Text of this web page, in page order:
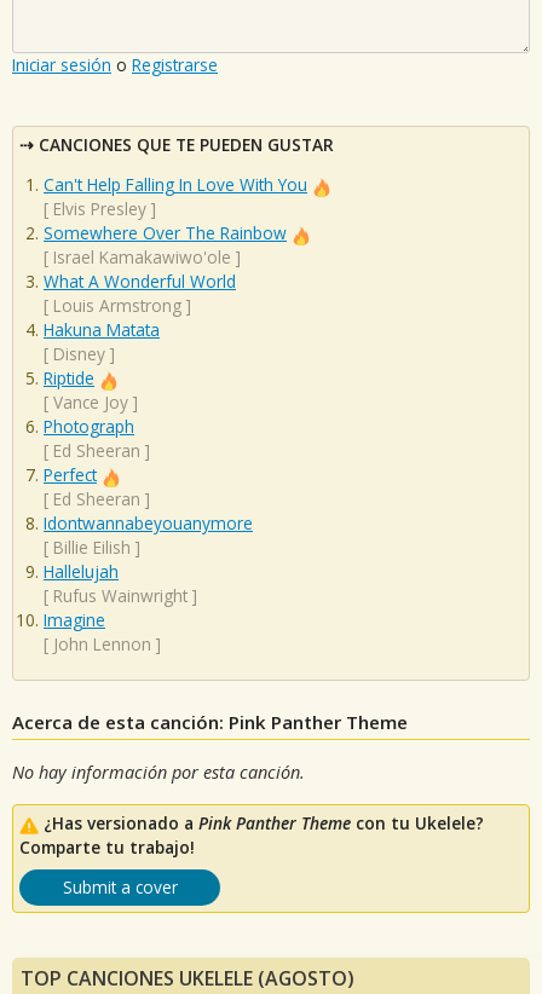
Iniciar sesión o Registrarse
CANCIONES QUE TE PUEDEN GUSTAR
Can't Help Falling In Love With You
[ Elvis Presley ]
Somewhere Over The Rainbow
[ Israel Kamakawiwo'ole ]
What A Wonderful World
[ Louis Armstrong ]
Hakuna Matata
[ Disney ]
Riptide
[ Vance Joy ]
Photograph
[ Ed Sheeran ]
Perfect
[ Ed Sheeran ]
Idontwannabeyouanymore
[ Billie Eilish ]
Hallelujah
[ Rufus Wainwright ]
Imagine
[ John Lennon ]
Acerca de esta canción: Pink Panther Theme
No hay información por esta canción.
¿Has versionado a Pink Panther Theme con tu Ukelele?
Comparte tu trabajo!
Submit a cover
TOP CANCIONES UKELELE (AGOSTO)